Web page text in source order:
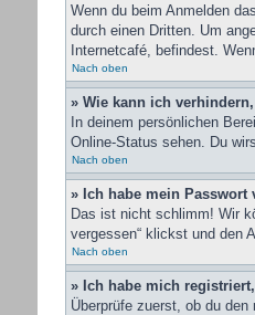
Wenn du beim Anmelden
durch einen Dritten. Um
Internetcafé, befindest.
Nach oben
» Wie kann ich
In deinem persönlichen
Online-Status sehen. Du
Nach oben
» Ich habe mein Passwort
Das ist nicht schlimm! Wir
vergessen“ klickst und den
Nach oben
» Ich habe mich
Überprüfe zuerst, ob du